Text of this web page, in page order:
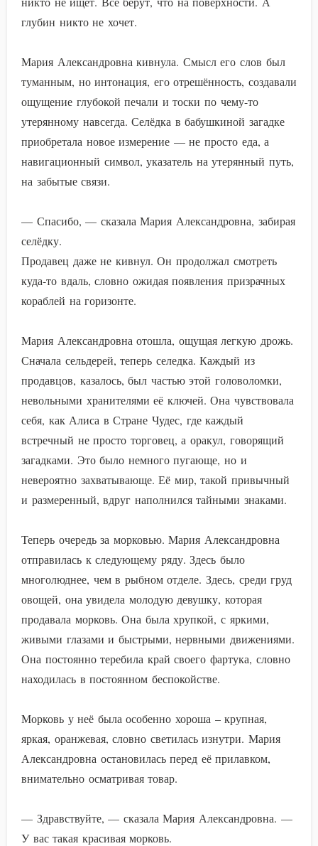
глубин никто не хочет.
Мария Александровна кивнула. Смысл его слов был
туманным, но интонация, его отрешённость, создавали
ощущение глубокой печали и тоски по чему-то
утерянному навсегда. Селёдка в бабушкиной загадке
приобретала новое измерение — не просто еда, а
навигационный символ, указатель на утерянный путь,
на забытые связи.
— Спасибо, — сказала Мария Александровна, забирая
селёдку.
Продавец даже не кивнул. Он продолжал смотреть
куда-то вдаль, словно ожидая появления призрачных
кораблей на горизонте.
Мария Александровна отошла, ощущая легкую дрожь.
Сначала сельдерей, теперь селедка. Каждый из
продавцов, казалось, был частью этой головоломки,
невольными хранителями её ключей. Она чувствовала
себя, как Алиса в Стране Чудес, где каждый
встречный не просто торговец, а оракул, говорящий
загадками. Это было немного пугающе, но и
невероятно захватывающе. Её мир, такой привычный
и размеренный, вдруг наполнился тайными знаками.
Теперь очередь за морковью. Мария Александровна
отправилась к следующему ряду. Здесь было
многолюднее, чем в рыбном отделе. Здесь, среди груд
овощей, она увидела молодую девушку, которая
продавала морковь. Она была хрупкой, с яркими,
живыми глазами и быстрыми, нервными движениями.
Она постоянно теребила край своего фартука, словно
находилась в постоянном беспокойстве.
Морковь у неё была особенно хороша – крупная,
яркая, оранжевая, словно светилась изнутри. Мария
Александровна остановилась перед её прилавком,
внимательно осматривая товар.
— Здравствуйте, — сказала Мария Александровна. —
У вас такая красивая морковь.